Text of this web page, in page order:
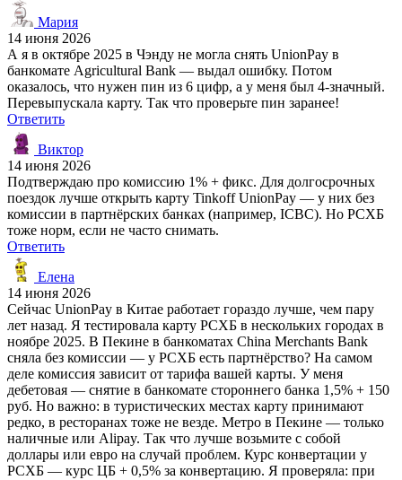
Мария
14 июня 2026
А я в октябре 2025 в Чэнду не могла снять UnionPay в
банкомате Agricultural Bank — выдал ошибку. Потом
оказалось, что нужен пин из 6 цифр, а у меня был 4-значный.
Перевыпускала карту. Так что проверьте пин заранее!
Ответить
Виктор
14 июня 2026
Подтверждаю про комиссию 1% + фикс. Для долгосрочных
поездок лучше открыть карту Tinkoff UnionPay — у них без
комиссии в партнёрских банках (например, ICBC). Но РСХБ
тоже норм, если не часто снимать.
Ответить
Елена
14 июня 2026
Сейчас UnionPay в Китае работает гораздо лучше, чем пару
лет назад. Я тестировала карту РСХБ в нескольких городах в
ноябре 2025. В Пекине в банкоматах China Merchants Bank
сняла без комиссии — у РСХБ есть партнёрство? На самом
деле комиссия зависит от тарифа вашей карты. У меня
дебетовая — снятие в банкомате стороннего банка 1,5% + 150
руб. Но важно: в туристических местах карту принимают
редко, в ресторанах тоже не везде. Метро в Пекине — только
наличные или Alipay. Так что лучше возьмите с собой
доллары или евро на случай проблем. Курс конвертации у
РСХБ — курс ЦБ + 0,5% за конвертацию. Я проверяла: при